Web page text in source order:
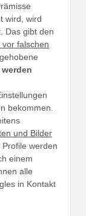
wird, wird
Das gibt den
vor falschen
bekommen.
und Bilder
Profile werden
einem
alle
in Kontakt